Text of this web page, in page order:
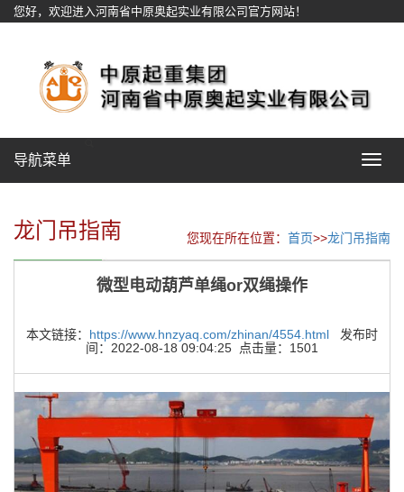
您好，欢迎进入河南省中原奥起实业有限公司官方网站！
Toggle
导航菜单
龙门吊指南 您现在所在位置： 首页>>龙门吊指南
微型电动葫芦单绳or双绳操作
本文链接： https://www.hnzyaq.com/zhinan/4554.html 发布时
间：2022-08-18 09:04:25 点击量：1501